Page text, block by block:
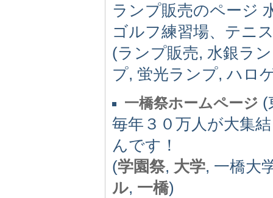
ランプ販売のページ
ゴルフ練習場、テニ
(ランプ販売, 水銀ラ
プ, 蛍光ランプ, ハロ
一橋祭ホームページ (
毎年３０万人が大集
んです！
(学園祭, 大学, 一橋大
ル, 一橋)